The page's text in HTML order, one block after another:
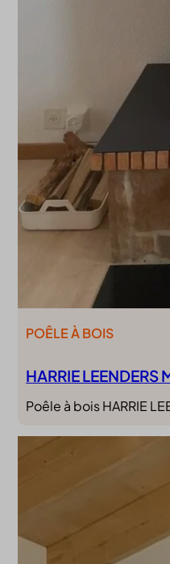
HARRIE LEENDERS
POÊLE À BOIS
Poêle à bois HARRIE